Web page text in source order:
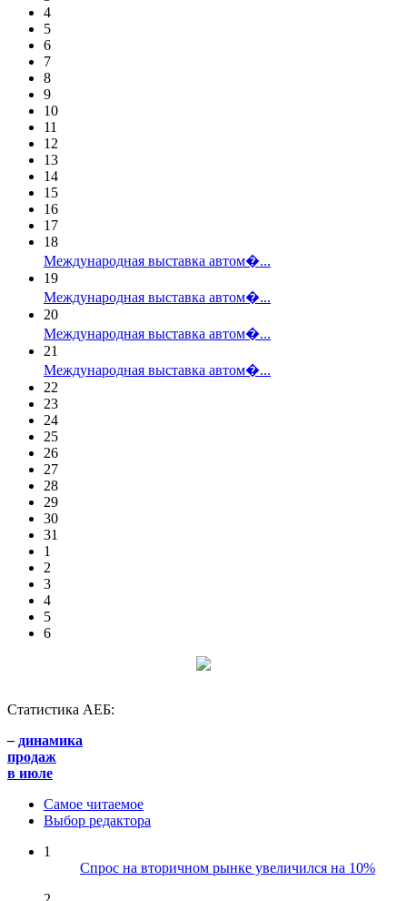
4
5
6
7
8
9
10
11
12
13
14
15
16
17
18
Международная выставка автом�...
19
Международная выставка автом�...
20
Международная выставка автом�...
21
Международная выставка автом�...
22
23
24
25
26
27
28
29
30
31
1
2
3
4
5
6
Статистика АЕБ:
– динамика
продаж
в июле
Самое читаемое
Выбор редактора
1
Спрос на вторичном рынке увеличился на 10%